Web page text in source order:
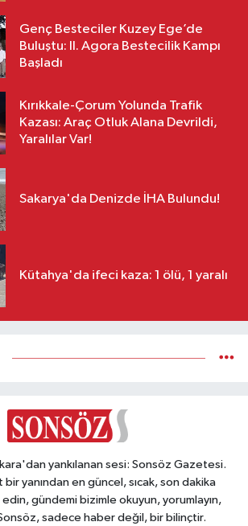
Genç Besteciler Kuzey Ege’de
Buluştu: II. Agora Bestecilik Kampı
Başladı
Kırıkkale-Çorum Yolunda Trafik
Kazası: Araç Otluk Alana Devrildi,
Yaralılar Var!
Sakarya'da Denizde İHA Bulundu!
Kütahya'da ifeci kaza: 1 ölü, 1 yaralı
yankılanan sesi: Sonsöz Gazetesi.
yanından en güncel, sıcak, son dakika
gündemi bizimle okuyun, yorumlayın,
sadece haber değil, bir bilinçtir.